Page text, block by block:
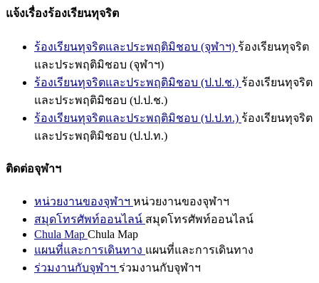
แจ้งเรื่องร้องเรียนทุจริต
ร้องเรียนทุจริตและประพฤติมิชอบ (จุฬาฯ) ร้องเรียนทุจริต
และประพฤติมิชอบ (จุฬาฯ)
ร้องเรียนทุจริตและประพฤติมิชอบ (ป.ป.ช.) ร้องเรียนทุจริต
และประพฤติมิชอบ (ป.ป.ช.)
ร้องเรียนทุจริตและประพฤติมิชอบ (ป.ป.ท.) ร้องเรียนทุจริต
และประพฤติมิชอบ (ป.ป.ท.)
ติดต่อจุฬาฯ
หน่วยงานของจุฬาฯ หน่วยงานของจุฬาฯ
สมุดโทรศัพท์ออนไลน์ สมุดโทรศัพท์ออนไลน์
Chula Map Chula Map
แผนที่และการเดินทาง แผนที่และการเดินทาง
ร่วมงานกับจุฬาฯ ร่วมงานกับจุฬาฯ